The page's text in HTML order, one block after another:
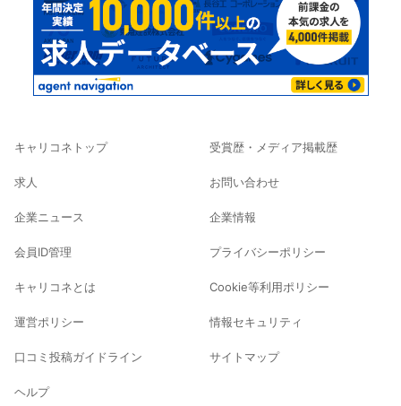
キャリコネトップ
求人
企業ニュース
会員ID管理
キャリコネとは
運営ポリシー
口コミ投稿ガイドライン
ヘルプ
受賞歴・メディア掲載歴
お問い合わせ
企業情報
プライバシーポリシー
Cookie等利用ポリシー
情報セキュリティ
サイトマップ